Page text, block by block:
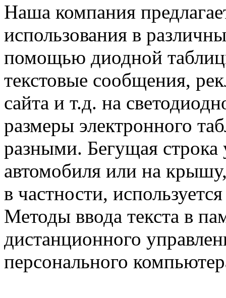
Наша компания
использования в
помощью диодной
текстовые сообщения,
сайта и т.д. на
размеры электронного
разными. Бегущая строка
автомобиля или на
в частности,
Методы ввода текста в
дистанционного
персонального